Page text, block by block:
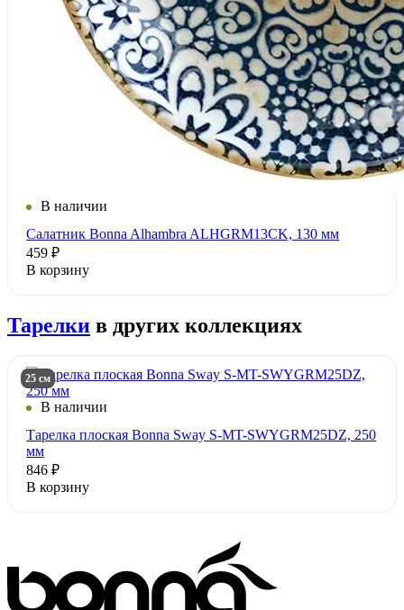
В наличии
Салатник Bonna Alhambra ALHGRM13CK, 130 мм
459 ₽
В корзину
Тарелки в других коллекциях
25 см
В наличии
Тарелка плоская Bonna Sway S-MT-SWYGRM25DZ, 250
мм
846 ₽
В корзину